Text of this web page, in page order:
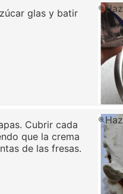
glas y batir
Cubrir cada
que la crema
de las fresas.